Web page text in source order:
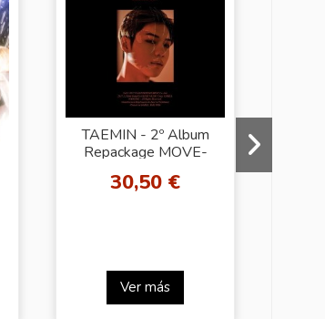
TAEMIN - 2º Album
Repackage MOVE-
30,50 €
Ver más